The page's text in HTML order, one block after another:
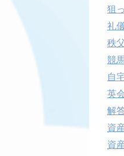
狙
礼
秩
競
自
英
解
資
資